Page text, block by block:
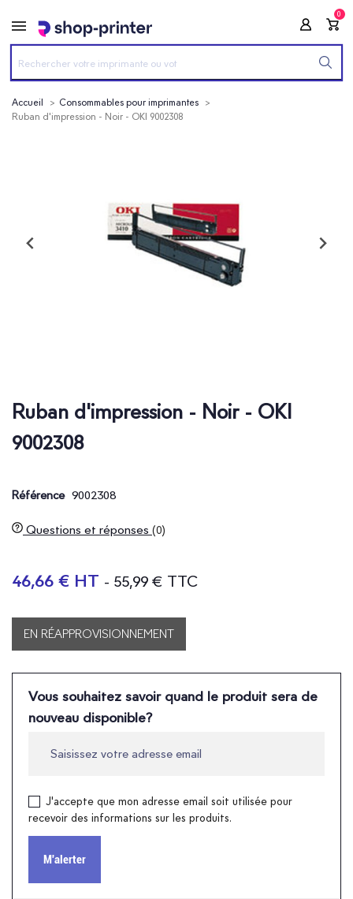
0
Accueil
Consommables pour imprimantes
Ruban d'impression - Noir - OKI 9002308
Ruban d'impression - Noir - OKI
9002308
Référence 9002308
Questions et réponses (0)
46,66 € HT - 55,99 € TTC
EN RÉAPPROVISIONNEMENT
Vous souhaitez savoir quand le produit sera de
nouveau disponible?
J'accepte que mon adresse email soit utilisée pour
recevoir des informations sur les produits.
M'alerter